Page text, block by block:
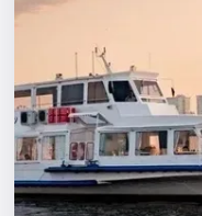
Города
Площадки
Артисты